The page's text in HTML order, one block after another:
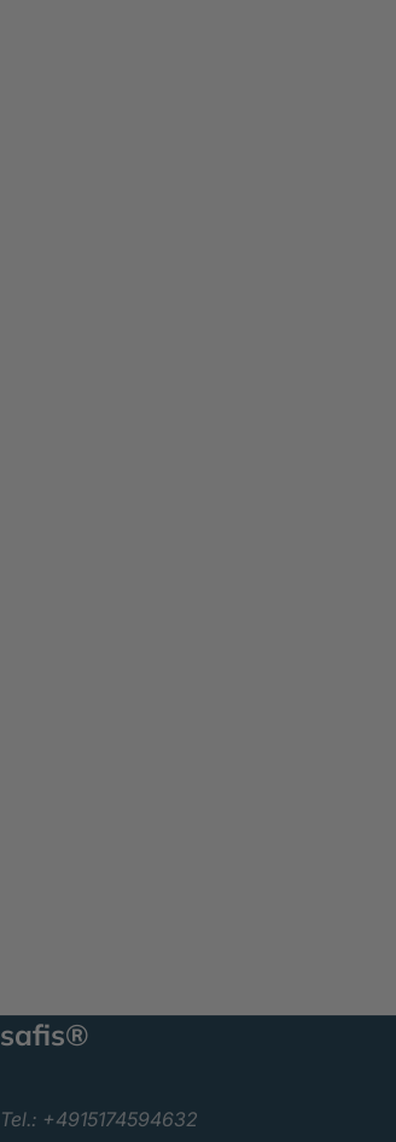
safis®
Tel.: +4915174594632